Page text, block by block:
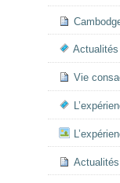
Actualités
Vie